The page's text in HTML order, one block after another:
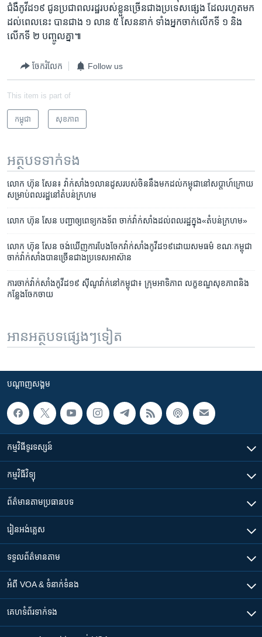
ជំងឺ​កូវីដ​១៩ ជូន​ប្រជាពលរដ្ឋ​របស់​ខ្លួន​ច្រើន​ជាង​ប្រទេស​ផ្សេង ដែល​រហូត​មក​
ដល់​ពេល​នេះ បាន​ជាង​ ១​ លាន ​៥ ​សែន​នាក់ ទាំង​អ្នក​ចាក់​លើក​ទី​ ១ ​និង​
លើក​ទី​ ២ ​បញ្ចូល​គ្នា៕
ចែករំលែក Follow us
This item is part of
កម្ពុជា សុខភាព
អត្ថបទ​ទាក់ទង
លោក ហ៊ុន សែន៖ វ៉ាក់សាំង​១​លាន​ដូស​របស់​ចិន​នឹង​មក​ដល់​កម្ពុជា​នៅ​សប្តាហ៍​ក្រោយ
សម្រាប់​ពលរដ្ឋ​នៅ​តំបន់​ក្រហម
លោក ហ៊ុន សែន បញ្ជា​ឲ្យ​ពេទ្យ​កងទ័ព ចាក់​វ៉ាក់សាំង​ដល់​ពលរដ្ឋ​ក្នុង​«តំបន់​ក្រហម»
លោក ហ៊ុន សែន ចង់​ឃើញ​ការ​បែង​ចែក​វ៉ាក់​សាំង​កូវីដ​១៩​ដោយ​សមធម៌ ខណៈ​កម្ពុជា​
ចាក់​វ៉ាក់​សាំង​បាន​​ច្រើន​ជាងប្រទេស​អាស៊ាន
ការ​ចាក់​វ៉ាក់សាំង​កូវីដ​១៩ ស៊ីណូវ៉ាក់​នៅ​កម្ពុជា៖ ក្រុម​អាទិភាព លក្ខខណ្ឌ​សុខភាព​និង​
កន្លែង​ចែក​ចាយ
អានអត្ថបទផ្សេងៗទៀត
បណ្តាញ​សង្គម
កម្មវិធី​ទូរទស្សន៍
កម្មវិធី​វិទ្យុ
ព័ត៌មាន​តាមប្រធានបទ​
រៀន​​អង់គ្លេស
ទទួល​ព័ត៌មាន​តាម
អំពី​ VOA & ទំនាក់ទំនង
គេហទំព័រ​​ទាក់ទង